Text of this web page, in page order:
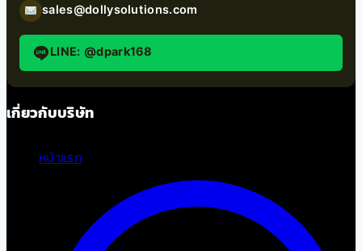
sales@dollysolutions.com
LINE: @dpark168
เกี่ยวกับบริษัท
หน้าแรก